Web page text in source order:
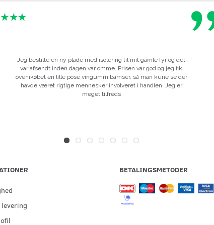
Jeg bestilte en ny plade med isolering til mit gamle fyr og det
var afsendt inden dagen var omme. Prisen var god og jeg fik
ovenikøbet en lille pose vingummibamser, så man kune se der
havde været rigtige mennesker involveret i handlen. Jeg er
meget tilfreds
BETALINGSMETODER